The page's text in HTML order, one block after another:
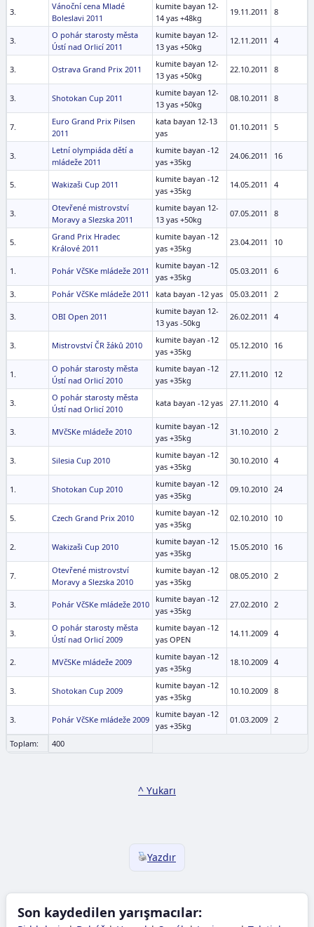
3.
Vánoční cena Mladé
Boleslavi 2011
kumite bayan 12-
14 yas +48kg
19.11.2011 8
3.
O pohár starosty města
Ústí nad Orlicí 2011
kumite bayan 12-
13 yas +50kg
12.11.2011 4
3. Ostrava Grand Prix 2011
kumite bayan 12-
13 yas +50kg
22.10.2011 8
3. Shotokan Cup 2011
kumite bayan 12-
13 yas +50kg
08.10.2011 8
7.
Euro Grand Prix Pilsen
2011
kata bayan 12-13
yas
01.10.2011 5
3.
Letní olympiáda dětí a
mládeže 2011
kumite bayan -12
yas +35kg
24.06.2011 16
5. Wakizaši Cup 2011
kumite bayan -12
yas +35kg
14.05.2011 4
3.
Otevřené mistrovství
Moravy a Slezska 2011
kumite bayan 12-
13 yas +50kg
07.05.2011 8
5.
Grand Prix Hradec
Králové 2011
kumite bayan -12
yas +35kg
23.04.2011 10
1. Pohár VčSKe mládeže 2011
kumite bayan -12
yas +35kg
05.03.2011 6
3. Pohár VčSKe mládeže 2011 kata bayan -12 yas 05.03.2011 2
3. OBI Open 2011
kumite bayan 12-
13 yas -50kg
26.02.2011 4
3. Mistrovství ČR žáků 2010
kumite bayan -12
yas +35kg
05.12.2010 16
1.
O pohár starosty města
Ústí nad Orlicí 2010
kumite bayan -12
yas +35kg
27.11.2010 12
3.
O pohár starosty města
Ústí nad Orlicí 2010
kata bayan -12 yas 27.11.2010 4
3. MVčSKe mládeže 2010
kumite bayan -12
yas +35kg
31.10.2010 2
3. Silesia Cup 2010
kumite bayan -12
yas +35kg
30.10.2010 4
1. Shotokan Cup 2010
kumite bayan -12
yas +35kg
09.10.2010 24
5. Czech Grand Prix 2010
kumite bayan -12
yas +35kg
02.10.2010 10
2. Wakizaši Cup 2010
kumite bayan -12
yas +35kg
15.05.2010 16
7.
Otevřené mistrovství
Moravy a Slezska 2010
kumite bayan -12
yas +35kg
08.05.2010 2
3. Pohár VčSKe mládeže 2010
kumite bayan -12
yas +35kg
27.02.2010 2
3.
O pohár starosty města
Ústí nad Orlicí 2009
kumite bayan -12
yas OPEN
14.11.2009 4
2. MVčSKe mládeže 2009
kumite bayan -12
yas +35kg
18.10.2009 4
3. Shotokan Cup 2009
kumite bayan -12
yas +35kg
10.10.2009 8
3. Pohár VčSKe mládeže 2009
kumite bayan -12
yas +35kg
01.03.2009 2
Toplam: 400
^ Yukarı
Yazdır
Son kaydedilen yarışmacılar: